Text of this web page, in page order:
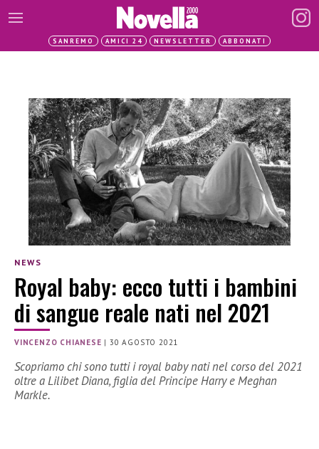
SANREMO AMICI 24 NEWSLETTER ABBONATI
NEWS
Royal baby: ecco tutti i bambini
di sangue reale nati nel 2021
VINCENZO CHIANESE |30 AGOSTO 2021
Scopriamo chi sono tutti i royal baby nati nel corso del 2021
oltre a Lilibet Diana, figlia del Principe Harry e Meghan
Markle.